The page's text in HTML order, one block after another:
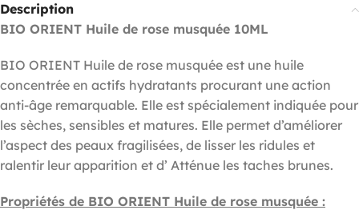
Description
BIO ORIENT Huile de rose musquée 10ML
BIO ORIENT Huile de rose musquée est une huile
concentrée en actifs hydratants procurant une action
anti-âge remarquable. Elle est spécialement indiquée pour
les sèches, sensibles et matures. Elle permet d’améliorer
l’aspect des peaux fragilisées, de lisser les ridules et
ralentir leur apparition et d’ Atténue les taches brunes.
Propriétés de BIO ORIENT Huile de rose musquée :